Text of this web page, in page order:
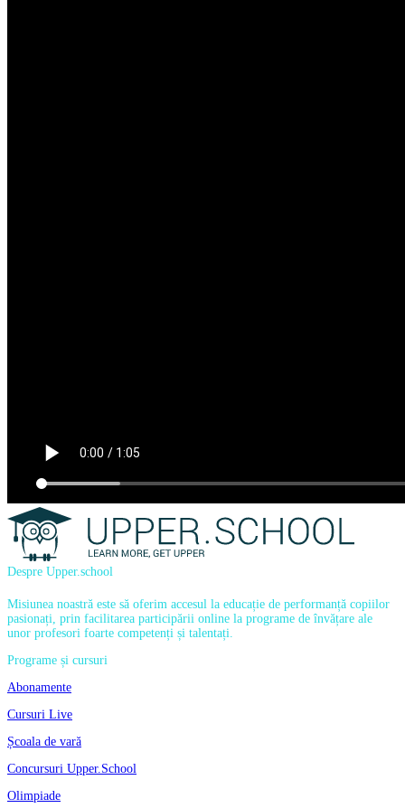
Despre Upper.school
Misiunea noastră este să oferim accesul la educație de performanță copiilor
pasionați, prin facilitarea participării online la programe de învățare ale
unor profesori foarte competenți și talentați.
Programe și cursuri
Abonamente
Cursuri Live
Școala de vară
Concursuri Upper.School
Olimpiade